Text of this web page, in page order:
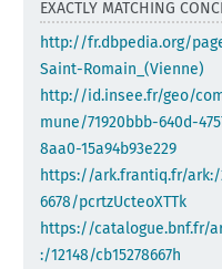
EXACTLY MATCHING
http://fr.dbpedia.org/
Saint-Romain_(Vienne)
http://id.insee.fr/geo/
mune/71920bbb-640d-
8aa0-15a94b93e229
https://ark.frantiq.fr/
6678/pcrtzUcteoXTTk
https://catalogue.bnf.fr/
:/12148/cb15278667h